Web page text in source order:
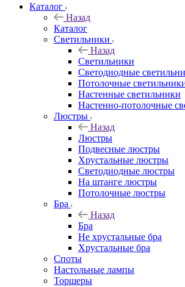
Каталог
Назад
Каталог
Светильники
Назад
Светильники
Светодиодные
Потолочные
Настенные светильники
Настенно-потолочные
Люстры
Назад
Люстры
Подвесные люстры
Хрустальные люстры
Светодиодные люстры
На штанге люстры
Потолочные люстры
Бра
Назад
Бра
Не хрустальные бра
Хрустальные бра
Споты
Настольные лампы
Торшеры